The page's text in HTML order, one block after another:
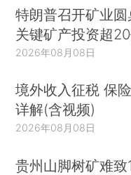
特朗普召开矿业圆
关键矿产投资超
2026年08月08日
境外收入征税 保
详解(含视频)
2026年08月08日
贵州山脚树矿难